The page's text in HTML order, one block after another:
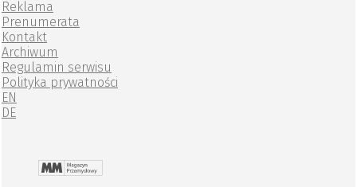
Reklama
Prenumerata
Kontakt
Archiwum
Regulamin serwisu
Polityka prywatności
EN
DE